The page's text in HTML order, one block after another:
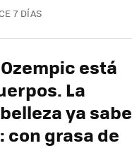
7 DÍAS
está
La
ya sabe
con grasa de